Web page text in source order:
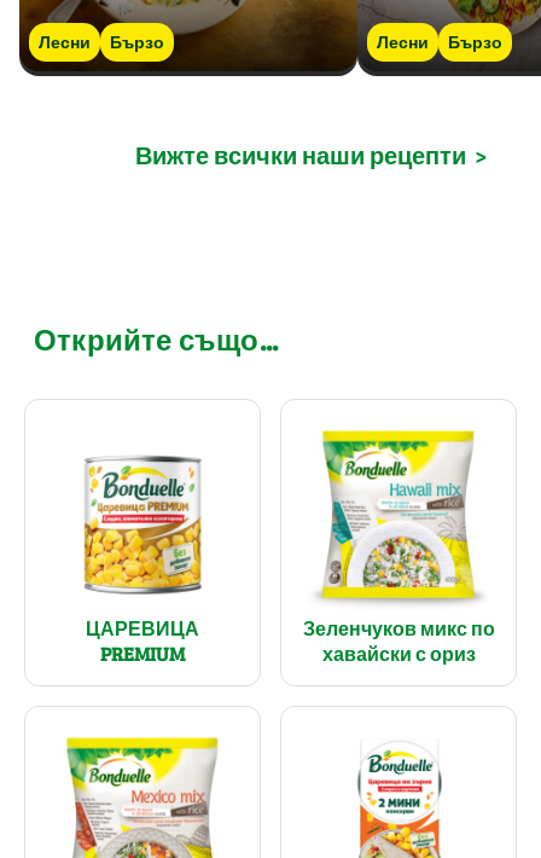
Лесни Бързо Лесни Бързо
Вижте всички наши рецепти >
Открийте също...
ЦАРЕВИЦА
PREMIUM
Зеленчуков микс по
хавайски с ориз